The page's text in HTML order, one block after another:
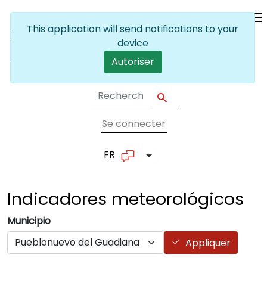
User account
Se connecter
FR List additional actions
Indicadores meteorológicos
Municipio
Appliquer
This application will send notifications to your
device
Autoriser